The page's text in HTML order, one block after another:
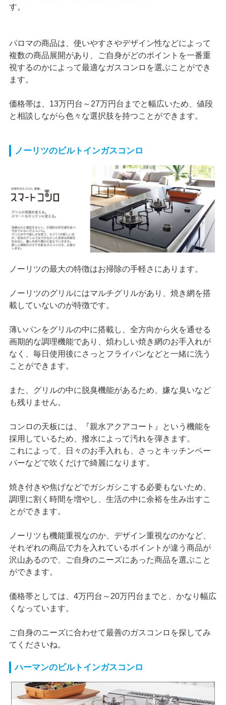
す。
パロマの商品は、使いやすさやデザイン性などによって
複数の商品展開があり、ご自身がどのポイントを一番重
視するのかによって最適なガスコンロを選ぶことができ
ます。
価格帯は、13万円台～27万円台までと幅広いため、値段
と相談しながら色々な選択肢を持つことができます。
ノーリツのビルトインガスコンロ
ノーリツの最大の特徴はお掃除の手軽さにあります。
ノーリツのグリルにはマルチグリルがあり、焼き網を搭
載していないのが特徴です。
薄いパンをグリルの中に搭載し、全方向から火を通せる
画期的な調理機能であり、煩わしい焼き網のお手入れが
なく、毎日使用後にさっとフライパンなどと一緒に洗う
ことができます。
また、グリルの中に脱臭機能があるため、嫌な臭いなど
も残りません。
コンロの天板には、『親水アクアコート』という機能を
採用しているため、撥水によって汚れを弾きます。
これによって、日々のお手入れも、さっとキッチンペー
パーなどで吹くだけで綺麗になります。
焼き付きや焦げなどでガシガシこする必要もないため、
調理に割く時間を増やし、生活の中に余裕を生み出すこ
とができます。
ノーリツも機能重視なのか、デザイン重視なのかなど、
それぞれの商品で力を入れているポイントが違う商品が
沢山あるので、ご自身のニーズにあった商品を選ぶこと
ができます。
価格帯としては、4万円台～20万円台までと、かなり幅広
くなっています。
ご自身のニーズに合わせて最善のガスコンロを探してみ
てくださいね。
ハーマンのビルトインガスコンロ